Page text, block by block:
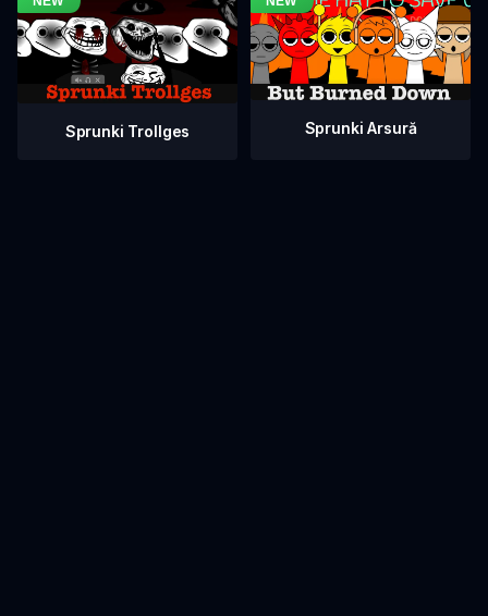
Sprunki Trollges Sprunki Arsură